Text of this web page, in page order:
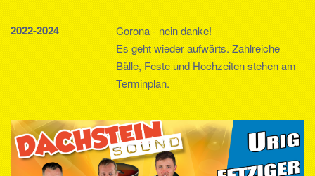
2022-2024
Corona - nein danke!
Es geht wieder aufwärts. Zahlreiche
Bälle, Feste und Hochzeiten stehen am
Terminplan.